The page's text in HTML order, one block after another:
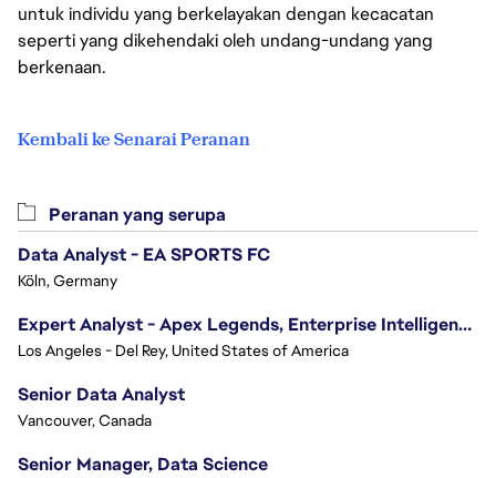
untuk individu yang berkelayakan dengan kecacatan
seperti yang dikehendaki oleh undang-undang yang
berkenaan.
Kembali ke Senarai Peranan
Peranan yang serupa
Data Analyst - EA SPORTS FC
Köln, Germany
Expert Analyst - Apex Legends, Enterprise Intelligence (EI)
Los Angeles - Del Rey, United States of America
Senior Data Analyst
Vancouver, Canada
Senior Manager, Data Science